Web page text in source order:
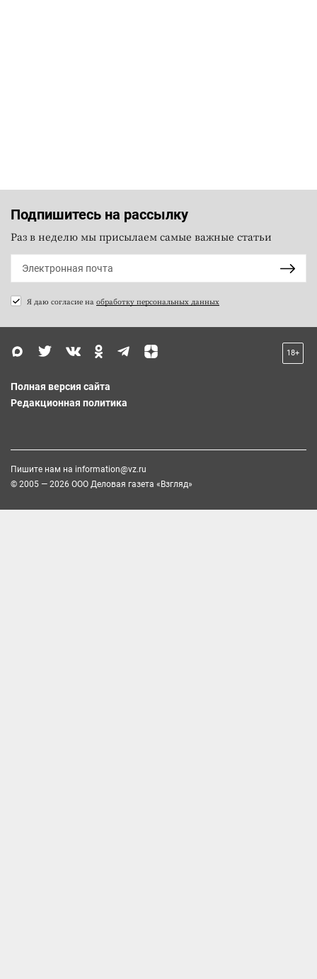
Подпишитесь на рассылку
Раз в неделю мы присылаем самые важные статьи
Я даю согласие на обработку персональных данных
18+
Полная версия сайта
Редакционная политика
Пишите нам на information@vz.ru
© 2005 — 2026 ООО Деловая газета «Взгляд»